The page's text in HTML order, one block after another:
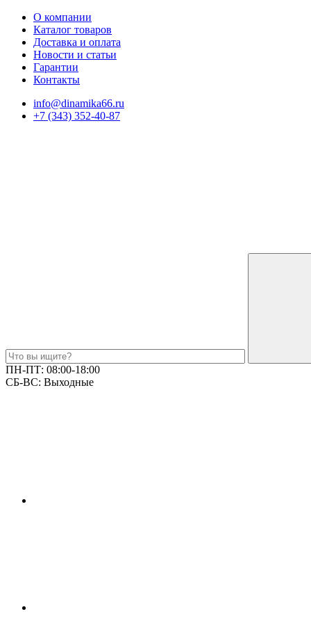
О компании
Каталог товаров
Доставка и оплата
Новости и статьи
Гарантии
Контакты
info@dinamika66.ru
+7 (343) 352-40-87
ПН-ПТ: 08:00-18:00
СБ-ВС: Выходные